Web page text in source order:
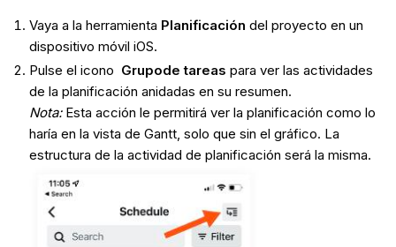
Vaya a la herramienta Planificación del proyecto en un
dispositivo móvil iOS.
Pulse el icono Grupode tareas para ver las actividades
de la planificación anidadas en su resumen.
Nota:Esta acción le permitirá ver la planificación como lo
haría en la vista de Gantt, solo que sin el gráfico. La
estructura de la actividad de planificación será la misma.